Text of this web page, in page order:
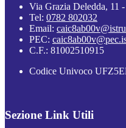
Via Grazia Deledda, 11
Tel: 0782 802032
Email:
PEC:
C.F.: 81002510915
Codice Univoco
Sezione Link Utili